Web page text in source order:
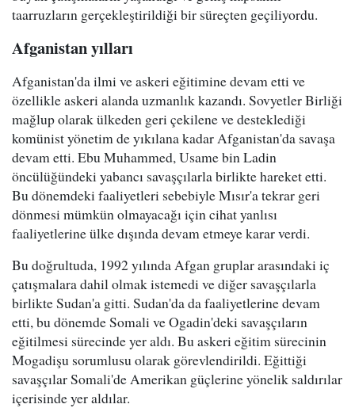
taarruzların gerçekleştirildiği bir süreçten geçiliyordu.
Afganistan yılları
Afganistan'da ilmi ve askeri eğitimine devam etti ve
özellikle askeri alanda uzmanlık kazandı. Sovyetler Birliği
mağlup olarak ülkeden geri çekilene ve desteklediği
komünist yönetim de yıkılana kadar Afganistan'da savaşa
devam etti. Ebu Muhammed, Usame bin Ladin
öncülüğündeki yabancı savaşçılarla birlikte hareket etti.
Bu dönemdeki faaliyetleri sebebiyle Mısır'a tekrar geri
dönmesi mümkün olmayacağı için cihat yanlısı
faaliyetlerine ülke dışında devam etmeye karar verdi.
Bu doğrultuda, 1992 yılında Afgan gruplar arasındaki iç
çatışmalara dahil olmak istemedi ve diğer savaşçılarla
birlikte Sudan'a gitti. Sudan'da da faaliyetlerine devam
etti, bu dönemde Somali ve Ogadin'deki savaşçıların
eğitilmesi sürecinde yer aldı. Bu askeri eğitim sürecinin
Mogadişu sorumlusu olarak görevlendirildi. Eğittiği
savaşçılar Somali'de Amerikan güçlerine yönelik saldırılar
içerisinde yer aldılar.